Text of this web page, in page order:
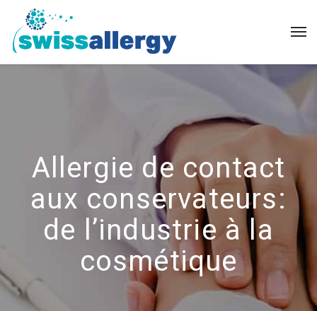
Allergie de contact
aux conservateurs:
de l’industrie à la
cosmétique